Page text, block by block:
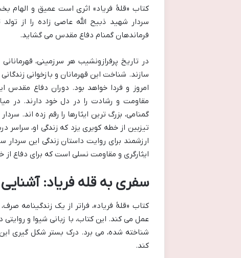
کتاب «قلۀ فریاد» اثری است عمیق و الهام
سردار شهید ذبیح الله عاصی زاده را از
فرماندهان گمنام دفاع مقدس می گشاید.
در تاریخ پرفرازونشیب هر سرزمینی،
سازند. شناخت این قهرمانان و بازخوانی
امروز و فردا خواهد بود. دوران دفاع مقدس
مقاومت و رشادت را در دل خود دارند. در
گمنامی، بزرگ ترین ایثارها را رقم زده اند.
تیزبین از خطه کویری یزد که زندگی او، سراسر
ارزشمند برای روایت داستان زندگی این سردار
ایثارگری و مقاومت نسلی است که برای دفاع
سفری به قله فریاد:
کتاب «قلۀ فریاد»، فراتر از یک زندگینامه
عمل می کند. این کتاب، با زبانی شیوا و
شناخته شده، می برد. درک بستر شکل گیری
کند.